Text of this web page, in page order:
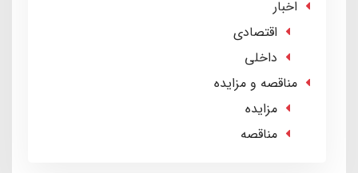
اخبار
اقتصادی
داخلی
مناقصه و مزایده
مزایده
مناقصه